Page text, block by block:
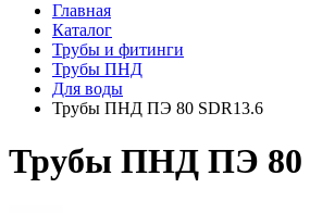
Главная
Каталог
Трубы и фитинги
Трубы ПНД
Для воды
Трубы ПНД ПЭ 80 SDR13.6
Трубы ПНД ПЭ 80